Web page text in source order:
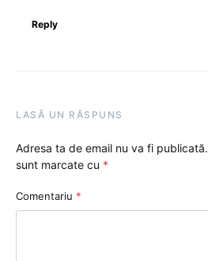
Reply
LASĂ UN RĂSPUNS
Adresa ta de email nu va fi publicată.
sunt marcate cu *
Comentariu *